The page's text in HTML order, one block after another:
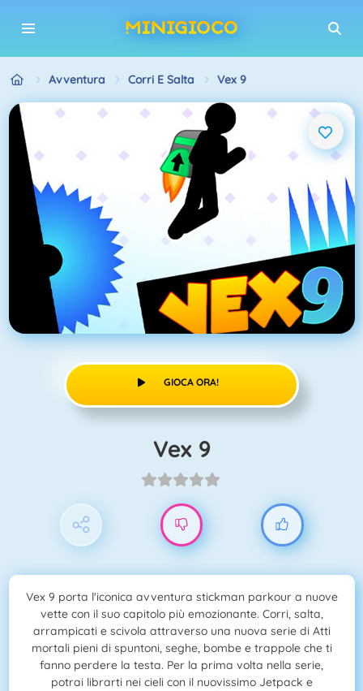
Avventura Corri E Salta Vex 9
GIOCA ORA!
Vex 9
Vex 9 porta l'iconica avventura stickman parkour a nuove
vette con il suo capitolo più emozionante. Corri, salta,
arrampicati e scivola attraverso una nuova serie di Atti
mortali pieni di spuntoni, seghe, bombe e trappole che ti
fanno perdere la testa. Per la prima volta nella serie,
potrai librarti nei cieli con il nuovissimo Jetpack e